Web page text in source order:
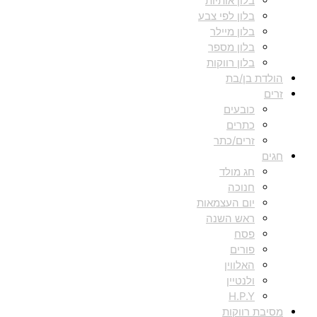
בלון לפי צבע
בלון מיילר
בלון מספר
בלון רווקות
הולדת בן/בת
זרים
כובעים
כתרים
זרים/כתר
חגים
חג מולד
חנוכה
יום העצמאות
ראש השנה
פסח
פורים
האלווין
ולנטיין
H.P.Y
מסיבת רווקות